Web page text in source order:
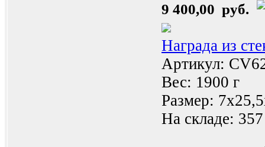
9 400,00 руб.
Награда из
Артикул:
Вес: 1900 г
Размер:
На складе: